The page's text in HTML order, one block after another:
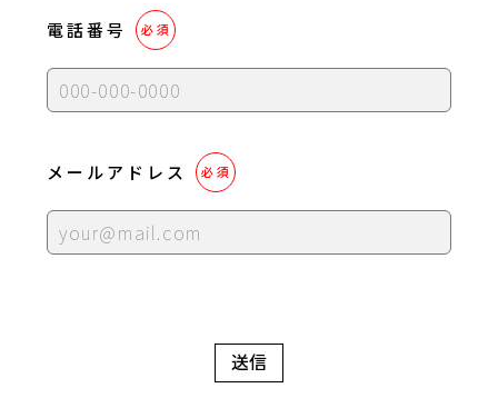
電話番号 必須
メールアドレス 必須